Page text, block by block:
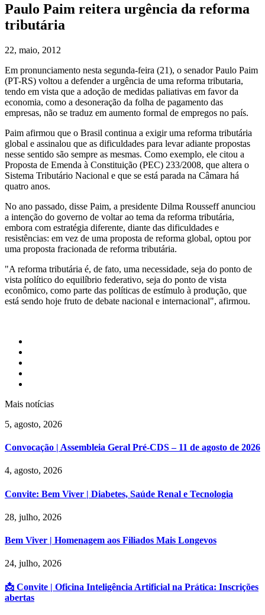
Paulo Paim reitera urgência da reforma
tributária
22, maio, 2012
Em pronunciamento nesta segunda-feira (21), o senador Paulo Paim
(PT-RS) voltou a defender a urgência de uma reforma tributaria,
tendo em vista que a adoção de medidas paliativas em favor da
economia, como a desoneração da folha de pagamento das
empresas, não se traduz em aumento formal de empregos no país.
Paim afirmou que o Brasil continua a exigir uma reforma tributária
global e assinalou que as dificuldades para levar adiante propostas
nesse sentido são sempre as mesmas. Como exemplo, ele citou a
Proposta de Emenda à Constituição (PEC) 233/2008, que altera o
Sistema Tributário Nacional e que se está parada na Câmara há
quatro anos.
No ano passado, disse Paim, a presidente Dilma Rousseff anunciou
a intenção do governo de voltar ao tema da reforma tributária,
embora com estratégia diferente, diante das dificuldades e
resistências: em vez de uma proposta de reforma global, optou por
uma proposta fracionada de reforma tributária.
"A reforma tributária é, de fato, uma necessidade, seja do ponto de
vista político do equilíbrio federativo, seja do ponto de vista
econômico, como parte das políticas de estímulo à produção, que
está sendo hoje fruto de debate nacional e internacional", afirmou.
Mais notícias
5, agosto, 2026
Convocação | Assembleia Geral Pré-CDS – 11 de agosto de 2026
4, agosto, 2026
Convite: Bem Viver | Diabetes, Saúde Renal e Tecnologia
28, julho, 2026
Bem Viver | Homenagem aos Filiados Mais Longevos
24, julho, 2026
📩 Convite | Oficina Inteligência Artificial na Prática: Inscrições
abertas